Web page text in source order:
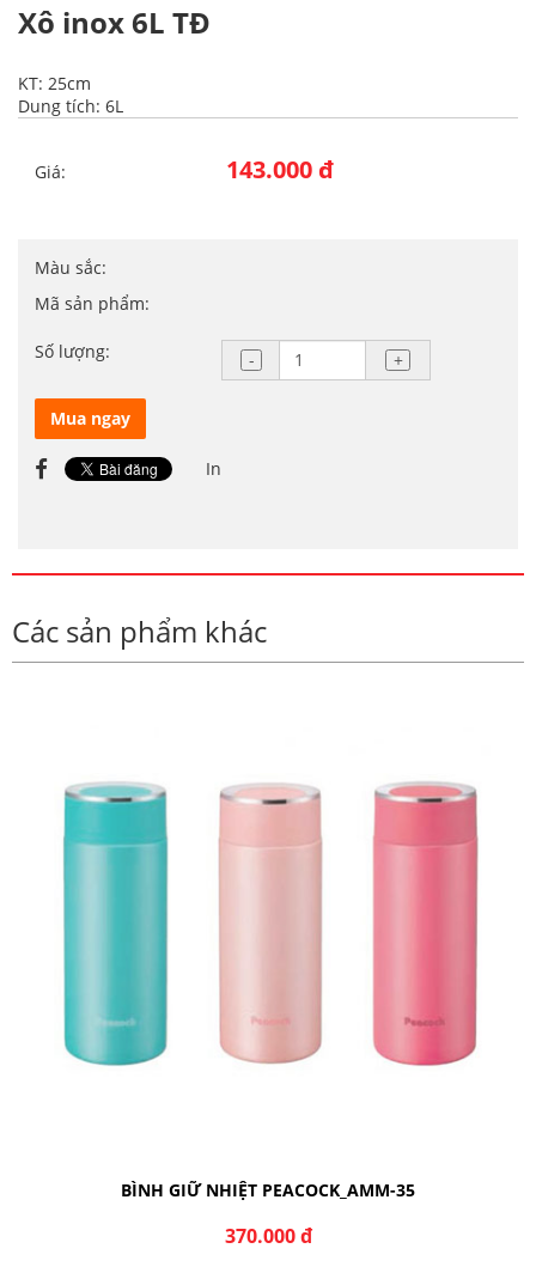
Xô inox 6L TĐ
KT: 25cm
Dung tích: 6L
Giá: 143.000 đ
Màu sắc:
Mã sản phẩm:
Số lượng:
Mua ngay
In
Các sản phẩm khác
BÌNH GIỮ NHIỆT PEACOCK_AMM-35
370.000 đ